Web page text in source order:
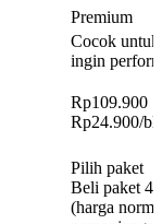
Premium
Cocok
ingin
Rp109.900
Rp24.900/
Pilih paket
Beli paket
(harga